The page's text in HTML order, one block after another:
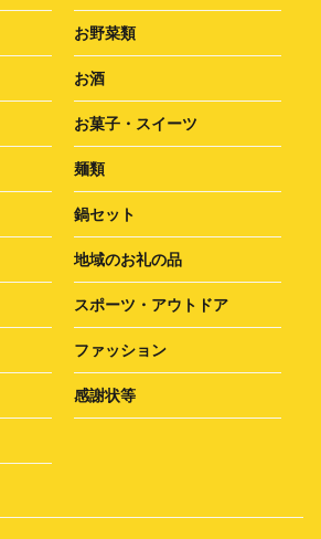
お野菜類
お酒
お菓子・スイーツ
麺類
鍋セット
地域のお礼の品
スポーツ・アウトドア
ファッション
感謝状等